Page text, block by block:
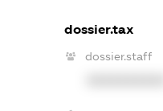
dossier.tax
dossier.staff